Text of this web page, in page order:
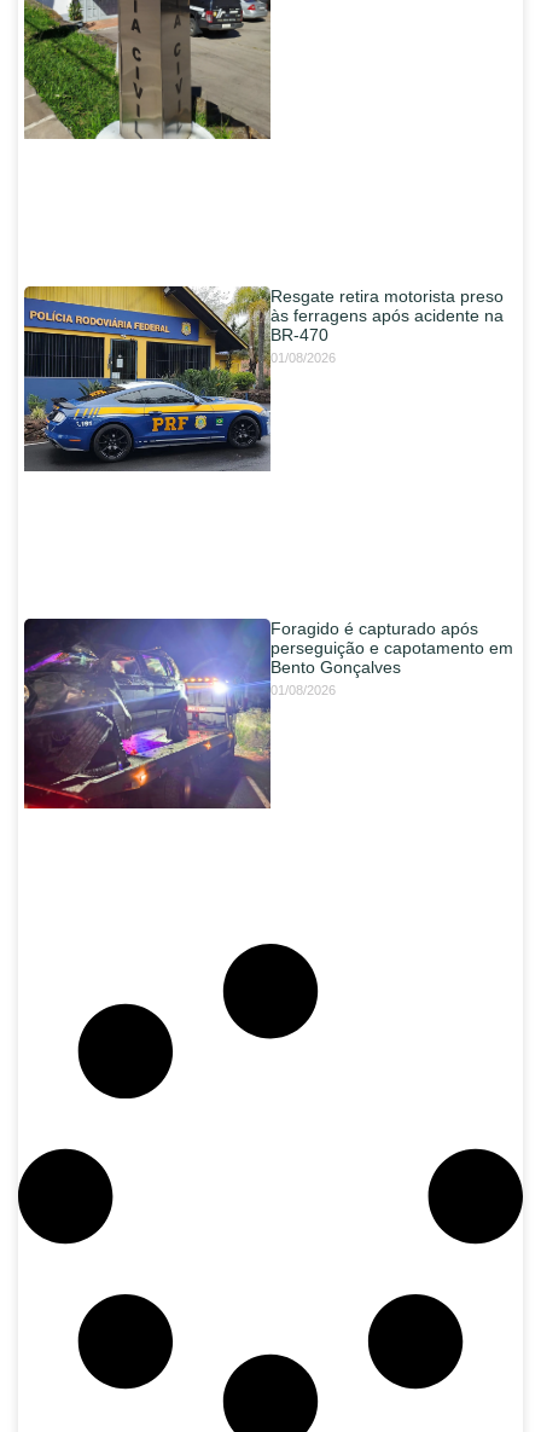
Resgate retira motorista preso
às ferragens após acidente na
BR-470
01/08/2026
Foragido é capturado após
perseguição e capotamento em
Bento Gonçalves
01/08/2026